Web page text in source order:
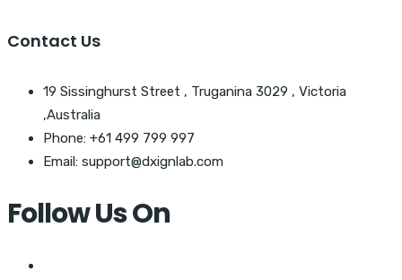
Contact Us
19 Sissinghurst Street , Truganina 3029 , Victoria
,Australia
Phone: +61 499 799 997
Email: support@dxignlab.com
Follow Us On